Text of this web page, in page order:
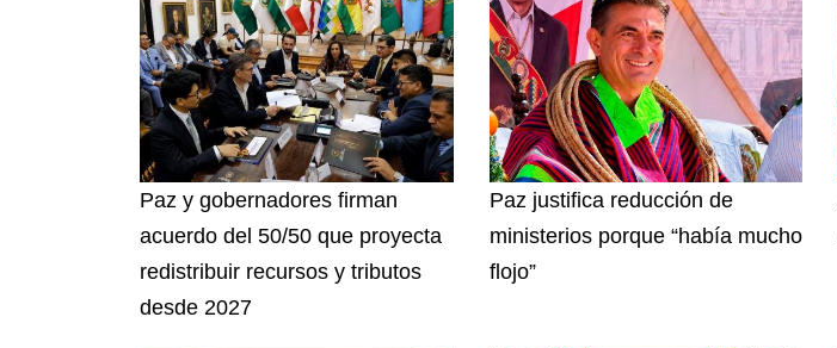
Paz y gobernadores firman
acuerdo del 50/50 que proyecta
redistribuir recursos y tributos
desde 2027
Paz justifica reducción de
ministerios porque “había mucho
flojo”